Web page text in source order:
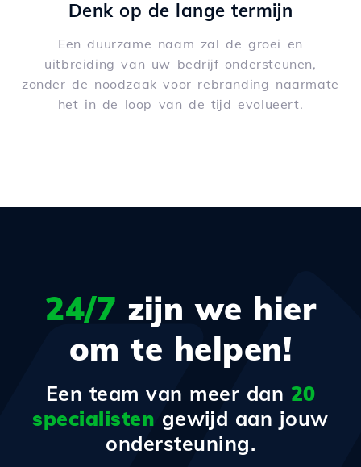
Denk op de lange termijn
Een duurzame naam zal de groei en
uitbreiding van uw bedrijf ondersteunen,
zonder de noodzaak voor rebranding naarmate
het in de loop van de tijd evolueert.
24/7 zijn we hier
om te helpen!
Een team van meer dan 20
specialisten gewijd aan jouw
ondersteuning.